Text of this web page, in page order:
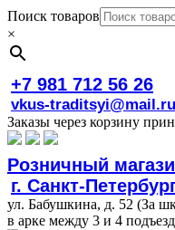
Поиск товаров
×
+7 981 712 56 26
vkus-traditsyi@mail.ru
Заказы через корзину
Розничный
г. Санкт-
ул. Бабушкина, д. 52 (За
в арке между 3 и 4